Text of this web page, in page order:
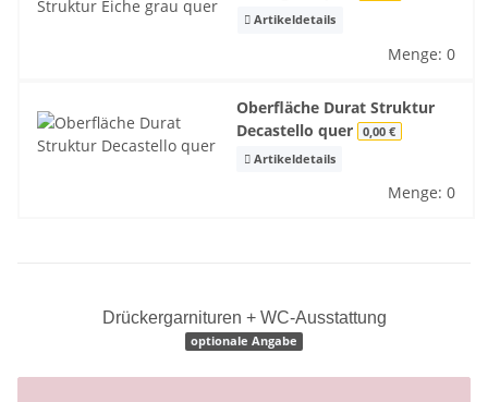
Artikeldetails
Menge: 0
Oberfläche Durat Struktur
Decastello quer 0,00 €
Artikeldetails
Menge: 0
Drückergarnituren + WC-Ausstattung
optionale Angabe